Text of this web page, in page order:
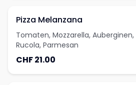
Pizza Melanzana
Tomaten, Mozzarella,
Rucola, Parmesan
CHF 21.00